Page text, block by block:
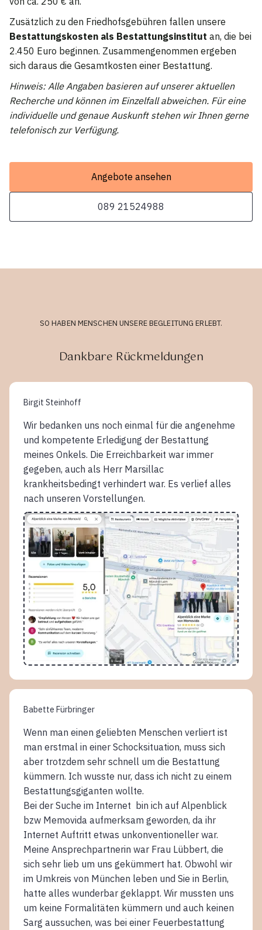
Zusätzlich zu den Friedhofsgebühren fallen unsere
Bestattungskosten als Bestattungsinstitut an, die bei
2.450 Euro beginnen. Zusammengenommen ergeben
sich daraus die Gesamtkosten einer Bestattung.
Hinweis: Alle Angaben basieren auf unserer aktuellen
Recherche und können im Einzelfall abweichen. Für eine
individuelle und genaue Auskunft stehen wir Ihnen gerne
telefonisch zur Verfügung.
Angebote ansehen
089 21524988
SO HABEN MENSCHEN UNSERE BEGLEITUNG ERLEBT.
Dankbare Rückmeldungen
Birgit Steinhoff
Wir bedanken uns noch einmal für die angenehme
und kompetente Erledigung der Bestattung
meines Onkels. Die Erreichbarkeit war immer
gegeben, auch als Herr Marsillac
krankheitsbedingt verhindert war. Es verlief alles
nach unseren Vorstellungen.
Babette Fürbringer
Wenn man einen geliebten Menschen verliert ist
man erstmal in einer Schocksituation, muss sich
aber trotzdem sehr schnell um die Bestattung
kümmern. Ich wusste nur, dass ich nicht zu einem
Bestattungsgiganten wollte.
Bei der Suche im Internet bin ich auf Alpenblick
bzw Memovida aufmerksam geworden, da ihr
Internet Auftritt etwas unkonventioneller war.
Meine Ansprechpartnerin war Frau Lübbert, die
sich sehr lieb um uns gekümmert hat. Obwohl wir
im Umkreis von München leben und Sie in Berlin,
hatte alles wunderbar geklappt. Wir mussten uns
um keine Formalitäten kümmern und auch keinen
Sarg aussuchen, was bei einer Feuerbestattung